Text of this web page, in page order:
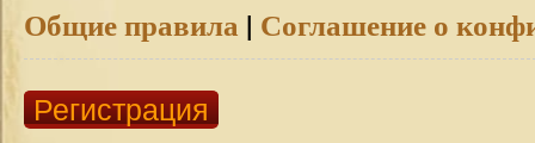
Общие правила | Соглашение о
Регистрация